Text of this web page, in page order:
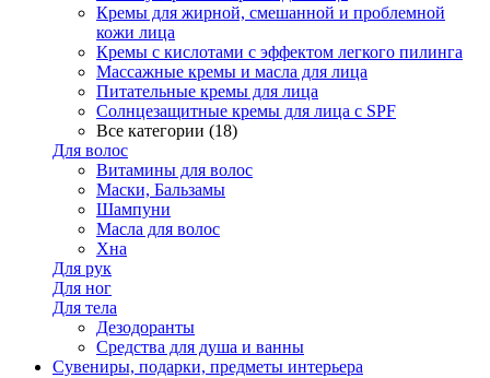
Кремы для жирной, смешанной и проблемной
кожи лица
Кремы с кислотами с эффектом легкого пилинга
Массажные кремы и масла для лица
Питательные кремы для лица
Солнцезащитные кремы для лица с SPF
Все категории (18)
Для волос
Витамины для волос
Маски, Бальзамы
Шампуни
Масла для волос
Хна
Для рук
Для ног
Для тела
Дезодоранты
Средства для душа и ванны
Сувениры, подарки, предметы интерьера